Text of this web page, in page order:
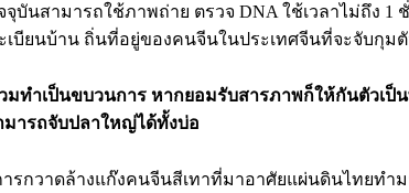
บันสามารถใช้ภาพถ่าย ตรวจ DNA ใช้เวลาไม่ถึง 1
เบียนบ้าน ถิ่นที่อยู่ของคนจีนในประเทศจีนที่จะจับกุม
มทำเป็นขบวนการ หากยอมรับสารภาพก็ให้กันตัวเป็
มารถจับปลาใหญ่ได้ทั้งบ่อ
ารกวาดล้างแก๊งคนจีนสีเทาที่มาอาศัยแผ่นดินไทยทำ